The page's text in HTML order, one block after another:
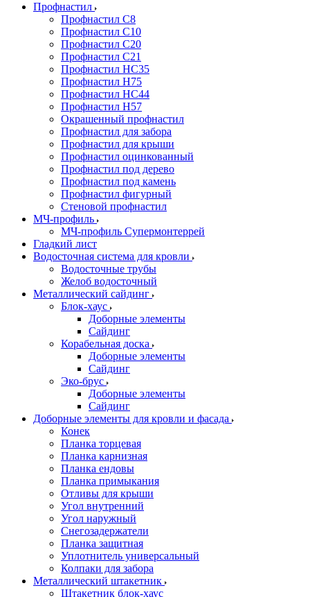
Профнастил
Профнастил С8
Профнастил С10
Профнастил С20
Профнастил С21
Профнастил НС35
Профнастил Н75
Профнастил HC44
Профнастил Н57
Окрашенный профнастил
Профнастил для забора
Профнастил для крыши
Профнастил оцинкованный
Профнастил под дерево
Профнастил под камень
Профнастил фигурный
Стеновой профнастил
МЧ-профиль
МЧ-профиль Супермонтеррей
Гладкий лист
Водосточная система для кровли
Водосточные трубы
Желоб водосточный
Металлический сайдинг
Блок-хаус
Доборные элементы
Сайдинг
Корабельная доска
Доборные элементы
Сайдинг
Эко-брус
Доборные элементы
Сайдинг
Доборные элементы для кровли и фасада
Конек
Планка торцевая
Планка карнизная
Планка ендовы
Планка примыкания
Отливы для крыши
Угол внутренний
Угол наружный
Снегозадержатели
Планка защитная
Уплотнитель универсальный
Колпаки для забора
Металлический штакетник
Штакетник блок-хаус